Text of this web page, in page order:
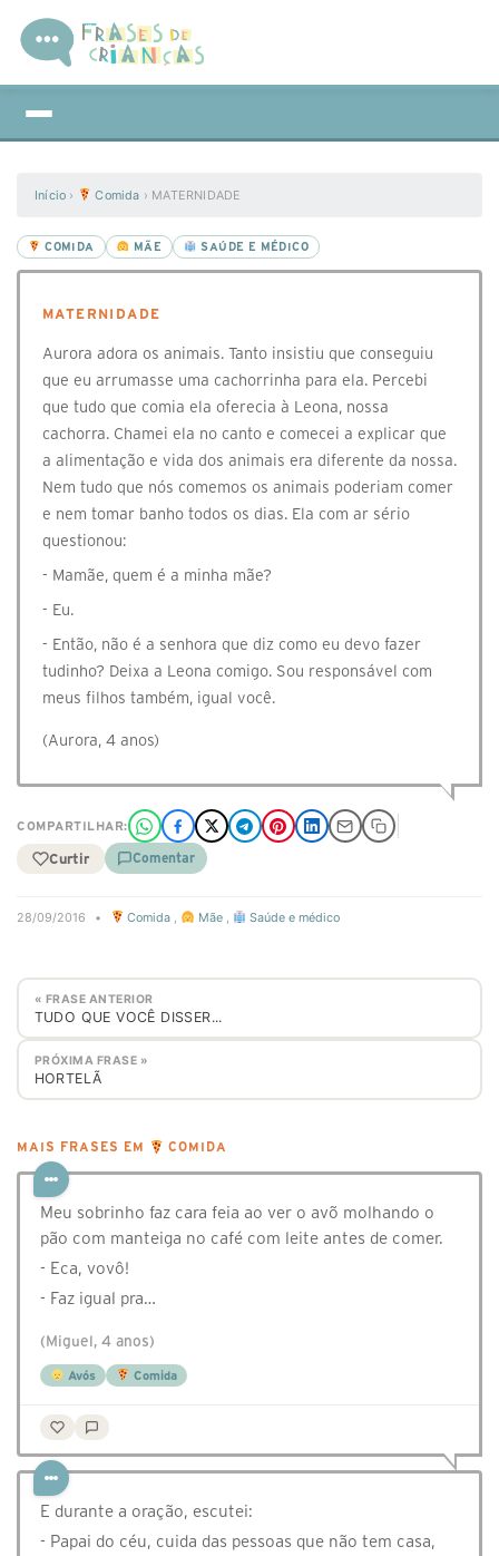
Início › Comida › MATERNIDADE
COMIDA MÃE SAÚDE E MÉDICO
MATERNIDADE
Aurora adora os animais. Tanto insistiu que conseguiu
que eu arrumasse uma cachorrinha para ela. Percebi
que tudo que comia ela oferecia à Leona, nossa
cachorra. Chamei ela no canto e comecei a explicar que
a alimentação e vida dos animais era diferente da nossa.
Nem tudo que nós comemos os animais poderiam comer
e nem tomar banho todos os dias. Ela com ar sério
questionou:
- Mamãe, quem é a minha mãe?
- Eu.
- Então, não é a senhora que diz como eu devo fazer
tudinho? Deixa a Leona comigo. Sou responsável com
meus filhos também, igual você.
(Aurora, 4 anos)
COMPARTILHAR:
Curtir Comentar
28/09/2016 • Comida , Mãe, Saúde e médico
« FRASE ANTERIOR
TUDO QUE VOCÊ DISSER...
PRÓXIMA FRASE »
HORTELÃ
MAIS FRASES EM COMIDA
Meu sobrinho faz cara feia ao ver o avõ molhando o
pão com manteiga no café com leite antes de comer.
- Eca, vovô!
- Faz igual pra…
(Miguel, 4 anos)
Avós Comida
E durante a oração, escutei:
- Papai do céu, cuida das pessoas que não tem casa,